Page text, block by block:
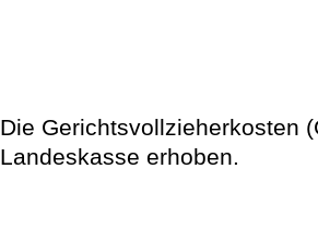
Die Gerichtsvollzieherkosten
Landeskasse erhoben.